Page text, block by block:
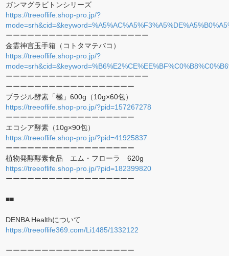
ガンマグラビトンシリーズ
https://treeoflife.shop-pro.jp/?
ーーーーーーーーーーーーーーーーーーーー
金霊神言玉手箱（コトタマテバコ）
https://treeoflife.shop-pro.jp/?
ーーーーーーーーーーーーーーーーーーーー
ーーーーーーーーーーーーーーーーーー
ブラジル酵素「極」600g（10g×60包）
https://treeoflife.shop-pro.jp/?pid=157267278
ーーーーーーーーーーーーーーーーーー
エコシア酵素（10g×90包）
https://treeoflife.shop-pro.jp/?pid=41925837
ーーーーーーーーーーーーーーーーーー
植物発酵酵素食品 エム・フローラ 620g
https://treeoflife.shop-pro.jp/?pid=182399820
ーーーーーーーーーーーーーーーーーー
■■
DENBA Healthについて
https://treeoflife369.com/Li1485/1332122
ーーーーーーーーーーーーーーーーーー